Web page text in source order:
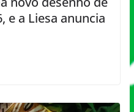
e a Liesa anuncia